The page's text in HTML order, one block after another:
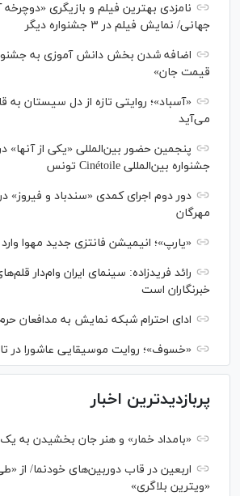
جهانی/ نمایش فیلم در ۳ جشنواره دیگر
اضافه شدن بخش دانش آموزی به
قیمت جان»
«آسباد»؛ روایتی تازه از دل سیستان به
می‌آید
پنجمین حضور بین‌المللی «یکی از
جشنواره بین‌المللی Cinétoile تونس
دور دوم اجرای کمدی «سندباد و فیروز»
مهرگان
«یارپ»؛ انیمیشن فانتزی جدید مهوا
رائد فریدزاده: سینمای ایران وام‌دار
خبرنگاران است
ادای احترام شبکه نمایش به مدافعان حرم
«خسوف»؛ روایت موسیقایی عاشورا در
پربازدیدترین اخبار
«بامداد خمار» و هنر جان بخشیدن به
اربعین در قاب دوربین‌های خودنما/ از
«ویترین بلاگری»